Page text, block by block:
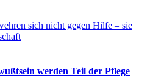
werden Teil der Pflege